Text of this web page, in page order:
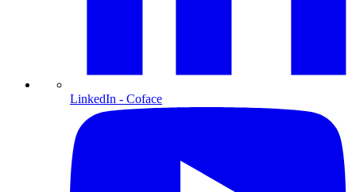
LinkedIn - Coface